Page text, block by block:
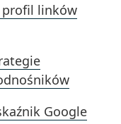
profil linków
Google